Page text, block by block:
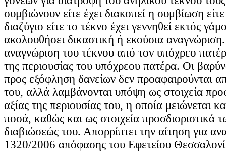
συμβιώνουν είτε έχει διακοπεί η συμβίωση είτε
διαζύγιο είτε το τέκνο έχει γεννηθεί εκτός
ακολουθήσει δικαστική ή εκούσια
αναγνώριση του τέκνου από τον υπόχρεο
της περιουσίας του υπόχρεου πατέρα. Οι
προς εξόφληση δανείων δεν προαφαιρούνται
του, αλλά λαμβάνονται υπόψη ως στοιχεία
αξίας της περιουσίας του, η οποία μειώνεται
ποσά, καθώς και ως στοιχεία προσδιοριστικά
διαβιώσεώς του. Απορρίπτει την αίτηση για
1320/2006 απόφασης του Εφετείου